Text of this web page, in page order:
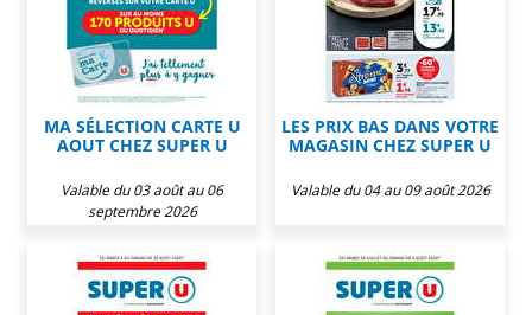
MA SÉLECTION CARTE U
AOUT CHEZ SUPER U
Valable du 03 août au 06
septembre 2026
LES PRIX BAS DANS VOTRE
MAGASIN CHEZ SUPER U
Valable du 04 au 09 août 2026